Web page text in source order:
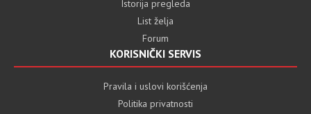
Istorija pregleda
List želja
Forum
KORISNIČKI SERVIS
Pravila i uslovi korišćenja
Politika privatnosti